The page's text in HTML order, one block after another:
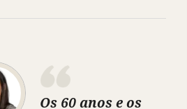
Os 60 anos e os